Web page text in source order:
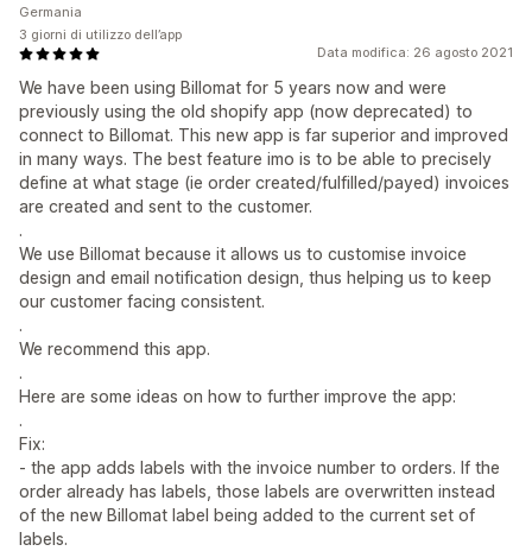
Data modifica: 26 agosto 2021
We have been using Billomat for 5 years now and were
previously using the old shopify app (now deprecated) to
connect to Billomat. This new app is far superior and improved
in many ways. The best feature imo is to be able to precisely
define at what stage (ie order created/fulfilled/payed) invoices
are created and sent to the customer.
.
We use Billomat because it allows us to customise invoice
design and email notification design, thus helping us to keep
our customer facing consistent.
.
We recommend this app.
.
Here are some ideas on how to further improve the app:
.
Fix:
- the app adds labels with the invoice number to orders. If the
order already has labels, those labels are overwritten instead
of the new Billomat label being added to the current set of
labels.
Germania
3 giorni di utilizzo dell’app